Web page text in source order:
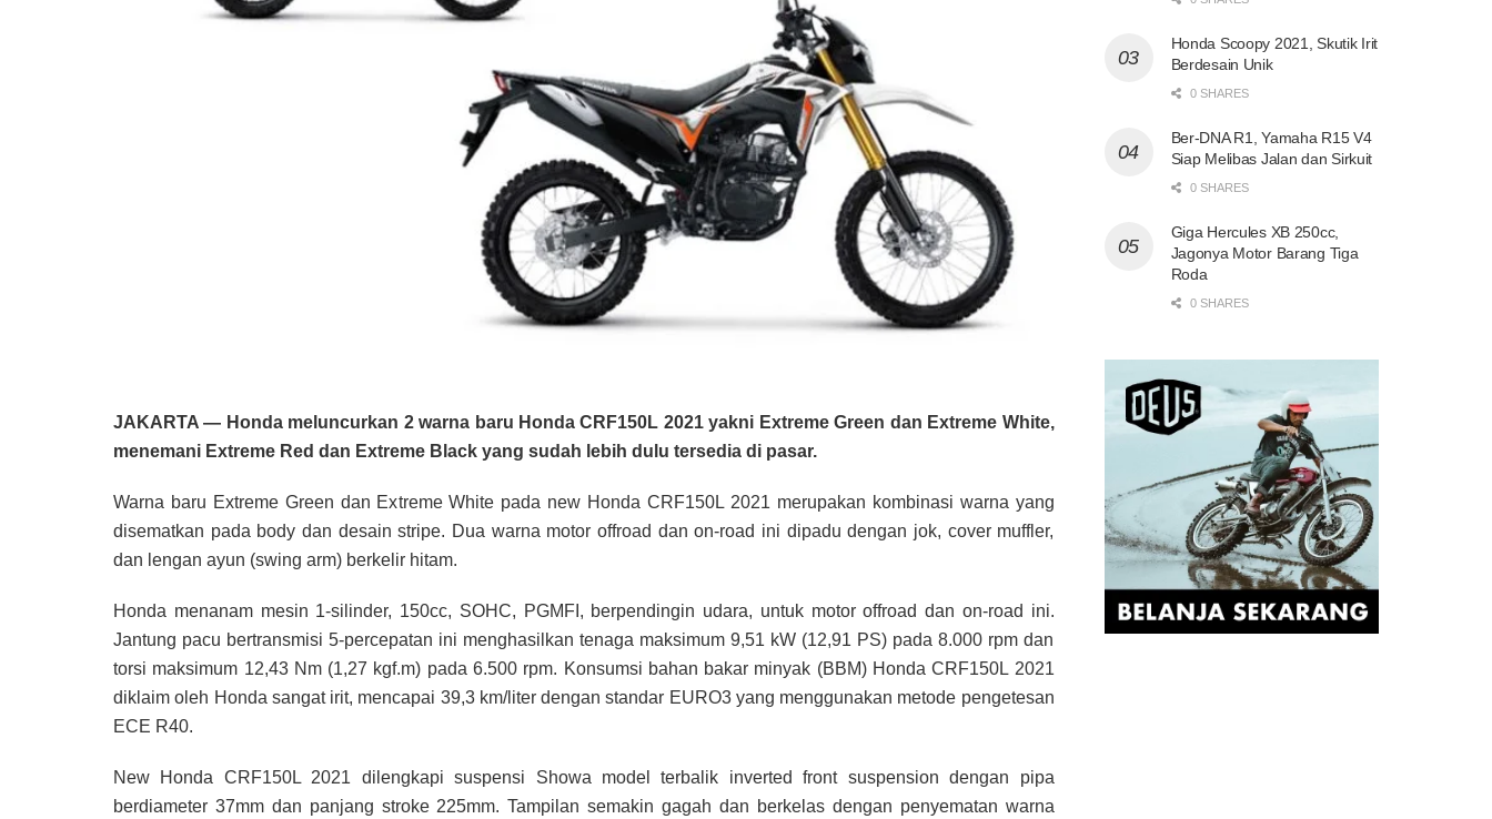
JAKARTA — Honda meluncurkan 2 warna baru Honda CRF150L 2021 yakni Extreme Green dan Extreme White,
menemani Extreme Red dan Extreme Black yang sudah lebih dulu tersedia di pasar.
Warna baru Extreme Green dan Extreme White pada new Honda CRF150L 2021 merupakan kombinasi warna yang
disematkan pada body dan desain stripe. Dua warna motor offroad dan on-road ini dipadu dengan jok, cover muffler,
dan lengan ayun (swing arm) berkelir hitam.
Honda menanam mesin 1-silinder, 150cc, SOHC, PGMFI, berpendingin udara, untuk motor offroad dan on-road ini.
Jantung pacu bertransmisi 5-percepatan ini menghasilkan tenaga maksimum 9,51 kW (12,91 PS) pada 8.000 rpm dan
torsi maksimum 12,43 Nm (1,27 kgf.m) pada 6.500 rpm. Konsumsi bahan bakar minyak (BBM) Honda CRF150L 2021
diklaim oleh Honda sangat irit, mencapai 39,3 km/liter dengan standar EURO3 yang menggunakan metode pengetesan
ECE R40.
New Honda CRF150L 2021 dilengkapi suspensi Showa model terbalik inverted front suspension dengan pipa
berdiameter 37mm dan panjang stroke 225mm. Tampilan semakin gagah dan berkelas dengan penyematan warna
Honda Scoopy 2021, Skutik Irit
Berdesain Unik
0 SHARES
Ber-DNA R1, Yamaha R15 V4
Siap Melibas Jalan dan Sirkuit
0 SHARES
Giga Hercules XB 250cc,
Jagonya Motor Barang Tiga
Roda
0 SHARES